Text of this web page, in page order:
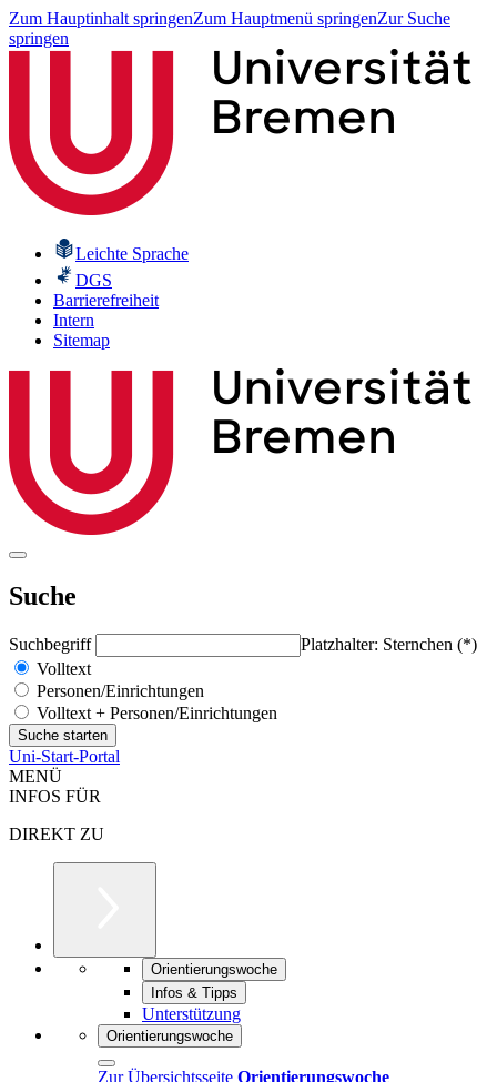
Zum Hauptinhalt springenZum Hauptmenü springenZur Suche
springen
Leichte Sprache
DGS
Barrierefreiheit
Intern
Sitemap
Suche
Suchbegriff
Platzhalter: Sternchen (*)
Volltext
Personen/Einrichtungen
Volltext + Personen/Einrichtungen
Uni-Start-Portal
MENÜ
INFOS FÜR
DIREKT ZU
Orientierungswoche
Infos & Tipps
Unterstützung
Orientierungswoche
Zur Übersichtsseite Orientierungswoche